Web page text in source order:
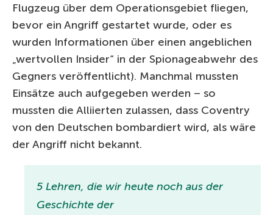
Flugzeug über dem Operationsgebiet fliegen,
bevor ein Angriff gestartet wurde, oder es
wurden Informationen über einen angeblichen
„wertvollen Insider“ in der Spionageabwehr des
Gegners veröffentlicht). Manchmal mussten
Einsätze auch aufgegeben werden – so
mussten die Alliierten zulassen, dass Coventry
von den Deutschen bombardiert wird, als wäre
der Angriff nicht bekannt.
5 Lehren, die wir heute noch aus der
Geschichte der